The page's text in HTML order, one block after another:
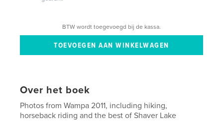
BTW wordt toegevoegd bij de kassa.
Over het boek
Photos from Wampa 2011, including hiking,
horseback riding and the best of Shaver Lake